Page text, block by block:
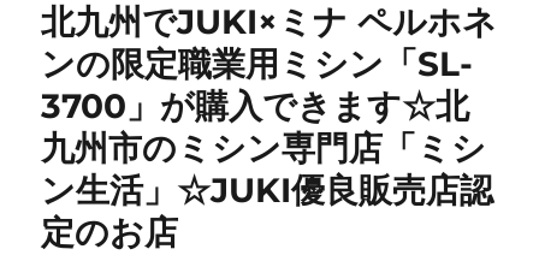
811
型
修
理】
昭
和
ト
北九州でJUKI×ミナ ペルホネ
ンの限定職業用ミシン「SL-
3700」が購入できます☆北
九州市のミシン専門店「ミシ
ン生活」☆JUKI優良販売店認
定のお店